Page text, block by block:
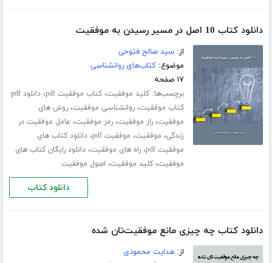
دانلود کتاب 10 اصل در مسیر رسیدن به موفقیت
از:سید صالح فتوحی
موضوع:کتاب‌های روانشناسی
۱۷ صفحه
برچسب‌ها:کلید موفقیت،کتاب موفقیت pdf ،
دانلود pdf
کتاب موفقیت،روانشناسی موفقیت،روش های
موفقیت،راز موفقیت،رمز موفقیت، عامل موفقیت در
زندگی، موفقیت، موفقیت pdf ،دانلود کتاب های
موفقیت pdf
،راه های موفقیت،دانلود رایگان کتاب های
موفقیت،کلید موفقیت، اصول موفقیت
دانلود کتاب
دانلود کتاب چه چیزی مانع موفقیت‌تان شده
از:هدایت محمودی